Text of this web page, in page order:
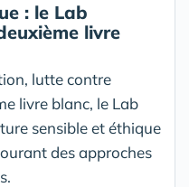
: le Lab
livre
lutte contre
livre blanc, le Lab
sensible et éthique
des approches